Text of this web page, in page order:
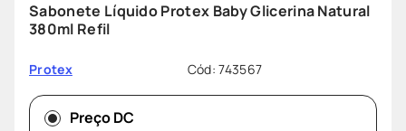
7º
ozivy
10
º teste gravidez
Sabonete Líquido Protex Baby Glicerina Natural
380ml Refil
Protex Cód:743567
Preço DC